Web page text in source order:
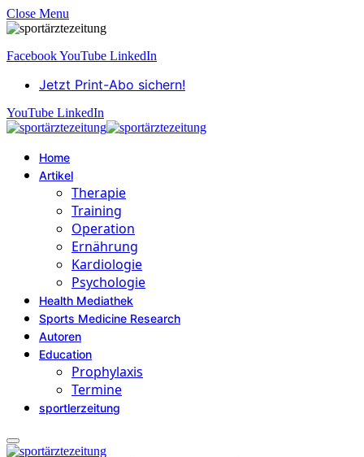
Close Menu
FacebookYouTube LinkedIn
Jetzt Print-Abo sichern!
YouTube LinkedIn
Home
Artikel
Therapie
Training
Operation
Ernährung
Kardiologie
Psychologie
Health Mediathek
Sports Medicine Research
Autoren
Education
Prophylaxis
Termine
sportlerzeitung